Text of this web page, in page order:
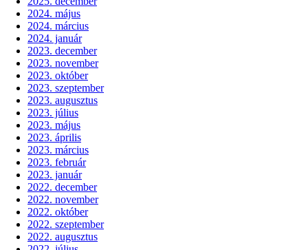
2024. május
2024. március
2024. január
2023. december
2023. november
2023. október
2023. szeptember
2023. augusztus
2023. július
2023. május
2023. április
2023. március
2023. február
2023. január
2022. december
2022. november
2022. október
2022. szeptember
2022. augusztus